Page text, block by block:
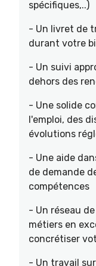
spécifiques,..)
- Un livret de
durant votre
- Un suivi
dehors des
- Une solide
l'emploi, des
évolutions
- Une aide
de demande
compétences
- Un réseau
métiers en
concrétiser
- Un travail